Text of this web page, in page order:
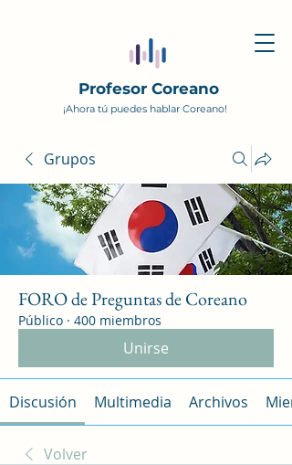
Profesor Coreano
¡Ahora tú puedes hablar Coreano!
Grupos
FORO de Preguntas de Coreano
Público · 400 miembros
Unirse
Discusión Multimedia Archivos
Volver